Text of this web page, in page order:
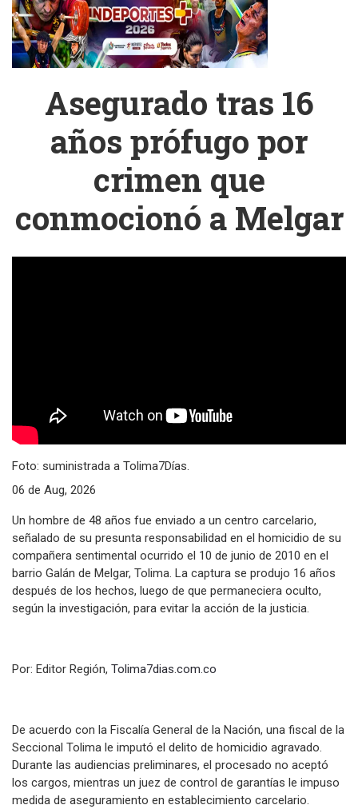
Asegurado tras 16
años prófugo por
crimen que
conmocionó a Melgar
Foto: suministrada a Tolima7Días.
06 de Aug, 2026
Un hombre de 48 años fue enviado a un centro carcelario,
señalado de su presunta responsabilidad en el homicidio de su
compañera sentimental ocurrido el 10 de junio de 2010 en el
barrio Galán de Melgar, Tolima. La captura se produjo 16 años
después de los hechos, luego de que permaneciera oculto,
según la investigación, para evitar la acción de la justicia.
Por: Editor Región, Tolima7dias.com.co
De acuerdo con la Fiscalía General de la Nación, una fiscal de la
Seccional Tolima le imputó el delito de homicidio agravado.
Durante las audiencias preliminares, el procesado no aceptó
los cargos, mientras un juez de control de garantías le impuso
medida de aseguramiento en establecimiento carcelario.